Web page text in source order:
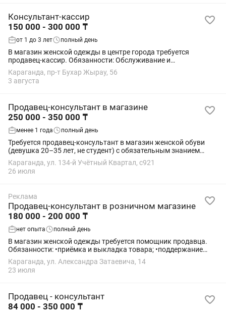
Консультант-кассир
150 000 - 300 000 ₸
от 1 до 3 лет полный день
В магазин женской одежды в центре города требуется
продавец-кассир. Обязанности: Обслуживание и
консультация клиентов в зале и на кассе согласно регламенту
компании . Поддержание чистоты и порядка в...
Караганда, пр-т Бухар Жырау, 56
3 августа
Продавец-консультант в магазине
250 000 - 350 000 ₸
менее 1 года полный день
Требуется продавец-консультант в магазин женской обуви
(девушка 20–35 лет, не студент) с обязательным знанием
казахского языка. График с 10:00-20:00 , 5/2, можно 2/2.
Зарплата выдается два раза в...
Караганда, ул. 134-й Учётный Квартал, с921
26 июля
Реклама
Продавец-консультант в розничном магазине
180 000 - 200 000 ₸
нет опыта полный день
В магазин женской одежды требуется помощник продавца.
Обязанности: •приёмка и выкладка товара; •поддержание
чистоты и порядка в зале; •утюжка товара; •работа с
ассортиментом и наведение порядка на...
Караганда, ул. Александра Затаевича, 14
23 июля
Продавец - консультант
84 000 - 350 000 ₸